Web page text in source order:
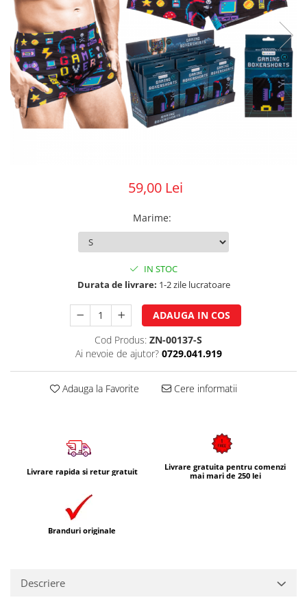
59,00 Lei
Marime:
IN STOC
Durata de livrare: 1-2 zile lucratoare
ADAUGA IN COS
Cod Produs: ZN-00137-S
Ai nevoie de ajutor? 0729.041.919
Adauga la Favorite Cere informatii
Livrare rapida si retur gratuit
Livrare gratuita pentru comenzi
mai mari de 250 lei
Branduri originale
Descriere